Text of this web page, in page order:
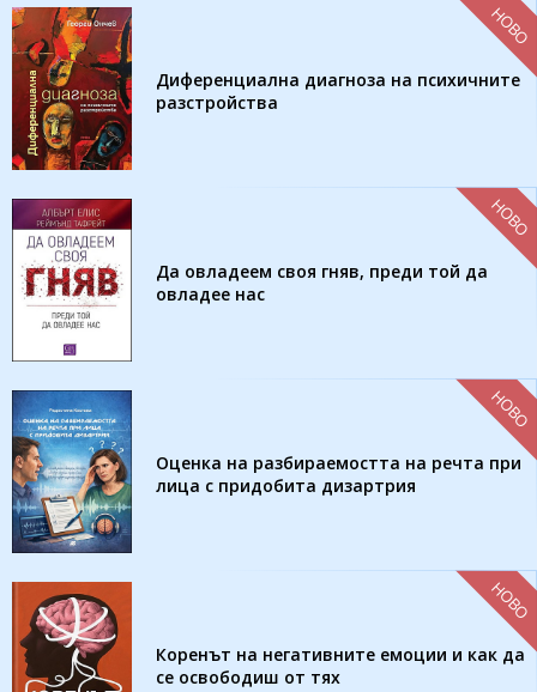
Диференциална диагноза на психичните
разстройства
НОВО
Да овладеем своя гняв, преди той да
овладее нас
НОВО
Оценка на разбираемостта на речта при
лица с придобита дизартрия
НОВО
Коренът на негативните емоции и как да
се освободиш от тях
НОВО